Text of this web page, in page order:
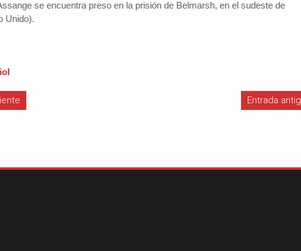
se encuentra preso en la prisión de Belmarsh, en el sudeste de
Unido).
Entrada